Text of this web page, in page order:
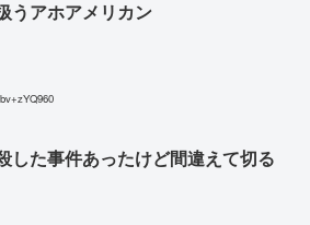
うアホアメリカン
した事件あったけど間違えて切る